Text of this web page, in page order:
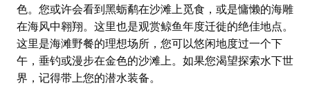
色。您或许会看到黑蛎鹬在沙滩上觅食，或是慵懒的海雕
在海风中翱翔。这里也是观赏鲸鱼年度迁徙的绝佳地点。
这里是海滩野餐的理想场所，您可以悠闲地度过一个下
午，垂钓或漫步在金色的沙滩上。如果您渴望探索水下世
界，记得带上您的潜水装备。